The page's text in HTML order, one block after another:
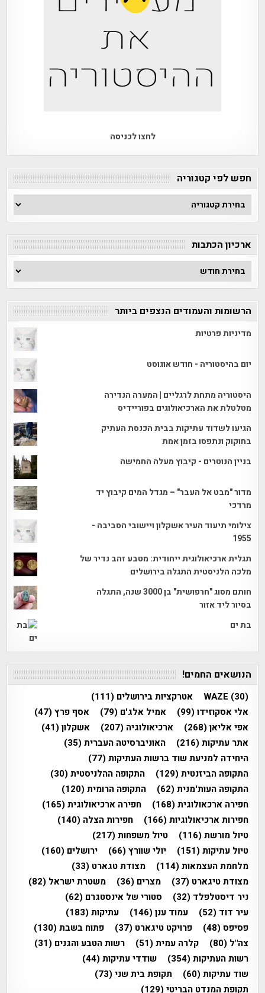
לחצו לכניסה
חפש לפי קטגוריה
חפש
לפי
ארכיון הכתבות
ארכיון
הכתבות
הרשומות והעמודים הנצפים ביותר
מדיניות פרטיות
יום בהיסטוריה - חודש אוגוסט
היסטוריה מתחת לרגליים | המערה הנדירה
מטלטלת את הארכיאולוגים בפוריידיס
הגיעו לשדוד עתיקות בבית הכנסת העתיק
בחוקוק ונתפסו בזמן אמת
בניין הנוטרים - קיבוץ מעלה החמישה
מדור "מבט אל העבר" – מגדל המים קיבוץ יד
מרדכי
צילומי תיעוד העיר אשקלון ויישובי הסביבה -
1955
תגלית ארכיאולוגית ייחודית: מטבע זהב נדיר של
מלכה הלניסטית התגלה בירושלים
חותם מסוג "חרפושית" בן 3000 שנה, התגלה
בסיור ליד אזור
בת ים
הנושאים החמים!
WAZE (30) אטרקציות בירושלים (111)
אלי אסקוזידו(99) אמיל אלג'ם (79) אסף פרץ(47)
אפי אליאן(268) ארכיאולוגיה (207) אשקלון(41)
אתר עתיקות(216) האוניברסיטה העברית(35)
היחידה למניעת שוד ברשות העתיקות(77)
התקופה הביזנטית(129) התקופה ההלניסטית(30)
התקופה העות'מנית(62) התקופה הרומית(120)
חפירה ארכאולוגית(168) חפירה ארכיאולוגית(165)
חפירות ארכיאולוגיות(166) חפירות הצלה (140)
טיול מורשת(116) טיול משפחות(217)
טיול עתיקות(151) יולי שוורץ(66) ירושלים (160)
מלחמת העצמאות(114) מצודת טגארט (33)
מצודת טיגארט (37) מצרים (36) משטרת ישראל (82)
ניר דיסטלפלד (32) סטורי של אינסטגרם (62)
עיר דוד (52) עמוד ענן(146) עתיקות(183)
פסיפס(48) פרויקט טיגארט (37) פתוח בשבת(130)
צה"ל (80) קלרה עמית(51) רשות הטבע והגנים (31)
רשות העתיקות(354) שודדי עתיקות(44)
שוד עתיקות(60) תקופת בית שני(73)
תקופת המנדט הבריטי(129)